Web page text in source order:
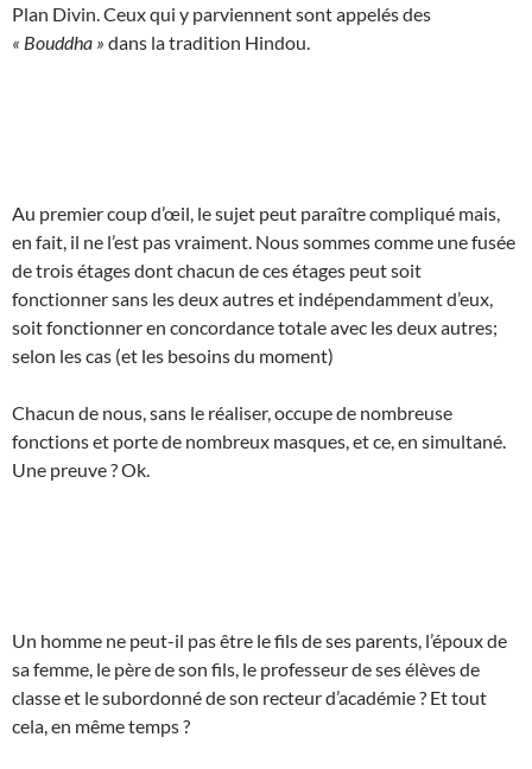
Plan Divin. Ceux qui y parviennent sont appelés des
« Bouddha » dans la tradition Hindou.
Au premier coup d’œil, le sujet peut paraître compliqué mais,
en fait, il ne l’est pas vraiment. Nous sommes comme une fusée
de trois étages dont chacun de ces étages peut soit
fonctionner sans les deux autres et indépendamment d’eux,
soit fonctionner en concordance totale avec les deux autres;
selon les cas (et les besoins du moment)
Chacun de nous, sans le réaliser, occupe de nombreuse
fonctions et porte de nombreux masques, et ce, en simultané.
Une preuve ? Ok.
Un homme ne peut-il pas être le fils de ses parents, l’époux de
sa femme, le père de son fils, le professeur de ses élèves de
classe et le subordonné de son recteur d’académie ? Et tout
cela, en même temps ?